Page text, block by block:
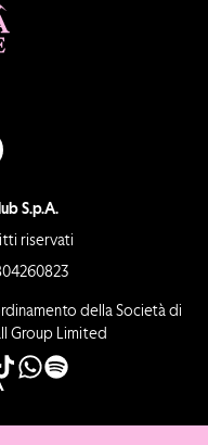
S.p.A.
riservati
della Società di
Group Limited